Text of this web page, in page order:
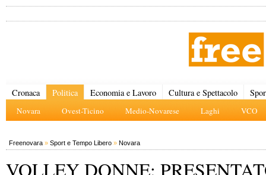
Cronaca Politica
Novara Ovest-Ticino Medio-Novarese Laghi VCO
Economia e Lavoro Cultura e Spettacolo
Freenovara » Sport e Tempo Libero » Novara
VOLLEY DONNE: